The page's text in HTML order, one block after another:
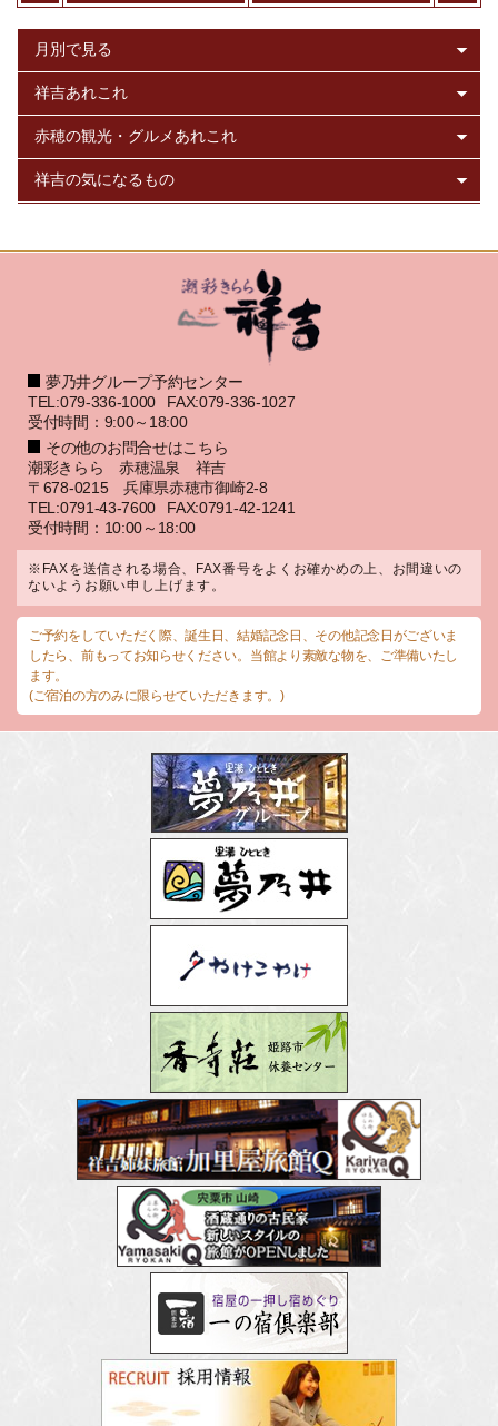
夢乃井グループ予約センター
TEL:079-336-1000
FAX:079-336-1027
受付時間：9:00～18:00
その他のお問合せはこちら
潮彩きらら 赤穂温泉 祥吉
〒678-0215 兵庫県赤穂市御崎2-8
TEL:0791-43-7600
FAX:0791-42-1241
受付時間：10:00～18:00
※FAXを送信される場合、FAX番号をよくお確かめの上、お間違いの
ないようお願い申し上げます。
ご予約をしていただく際、誕生日、結婚記念日、その他記念日がございま
したら、前もってお知らせください。当館より素敵な物を、ご準備いたし
ます。
(ご宿泊の方のみに限らせていただきます。)